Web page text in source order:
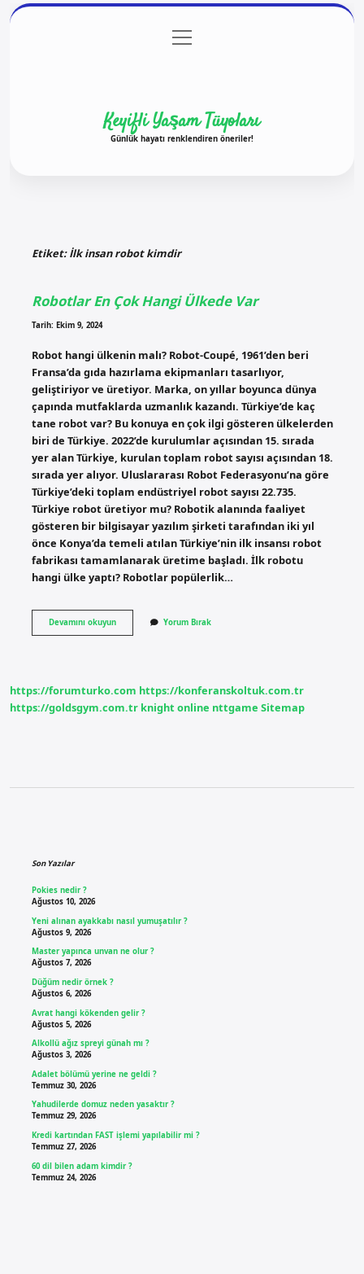
Gizlilik Politikası
menüyü
aç
Keyifli Yaşam Tüyoları
Günlük hayatı renklendiren öneriler!
Etiket:İlk insan robot kimdir
Robotlar En Çok Hangi Ülkede Var
Tarih: Ekim 9, 2024
Robot hangi ülkenin malı? Robot-Coupé, 1961’den beri
Fransa’da gıda hazırlama ekipmanları tasarlıyor,
geliştiriyor ve üretiyor. Marka, on yıllar boyunca dünya
çapında mutfaklarda uzmanlık kazandı. Türkiye’de kaç
tane robot var? Bu konuya en çok ilgi gösteren ülkelerden
biri de Türkiye. 2022’de kurulumlar açısından 15. sırada
yer alan Türkiye, kurulan toplam robot sayısı açısından 18.
sırada yer alıyor. Uluslararası Robot Federasyonu’na göre
Türkiye’deki toplam endüstriyel robot sayısı 22.735.
Türkiye robot üretiyor mu? Robotik alanında faaliyet
gösteren bir bilgisayar yazılım şirketi tarafından iki yıl
önce Konya’da temeli atılan Türkiye’nin ilk insansı robot
fabrikası tamamlanarak üretime başladı. İlk robotu
hangi ülke yaptı? Robotlar popülerlik…
Devamını okuyunRobotlar
En
Yorum Bırak
https://forumturko.com https://konferanskoltuk.com.tr
https://goldsgym.com.tr knight online nttgame Sitemap
Son Yazılar
Pokies nedir ?
Ağustos 10, 2026
Yeni alınan ayakkabı nasıl yumuşatılır ?
Ağustos 9, 2026
Master yapınca unvan ne olur ?
Ağustos 7, 2026
Düğüm nedir örnek ?
Ağustos 6, 2026
Avrat hangi kökenden gelir ?
Ağustos 5, 2026
Alkollü ağız spreyi günah mı ?
Ağustos 3, 2026
Adalet bölümü yerine ne geldi ?
Temmuz 30, 2026
Yahudilerde domuz neden yasaktır ?
Temmuz 29, 2026
Kredi kartından FAST işlemi yapılabilir mi ?
Temmuz 27, 2026
60 dil bilen adam kimdir ?
Temmuz 24, 2026